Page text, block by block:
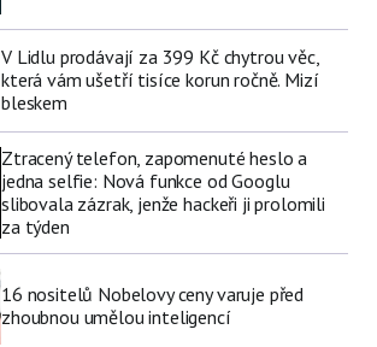
V Lidlu prodávají za 399 Kč chytrou věc,
která vám ušetří tisíce korun ročně. Mizí
bleskem
Ztracený telefon, zapomenuté heslo a
jedna selfie: Nová funkce od Googlu
slibovala zázrak, jenže hackeři ji prolomili
za týden
16 nositelů Nobelovy ceny varuje před
zhoubnou umělou inteligencí